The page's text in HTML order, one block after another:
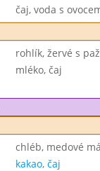
čaj, voda s
rohlík, žervé s
mléko, čaj
chléb, medové
kakao, čaj